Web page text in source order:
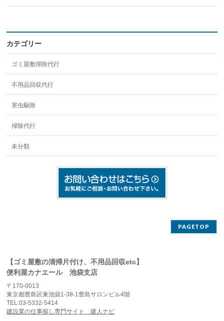
カテゴリー
ゴミ屋敷掃除代行
不用品回収代行
害虫駆除
掃除代行
未分類
PAGETOP
【ゴミ屋敷の清掃片付け、不用品回収etc】
便利屋カナエール 池袋支店
〒170-0013
東京都豊島区東池袋1-38-1豊島サロンビル4階
TEL:03-5332-5414
建設業の仕事探し専門サイト 建人ナビ